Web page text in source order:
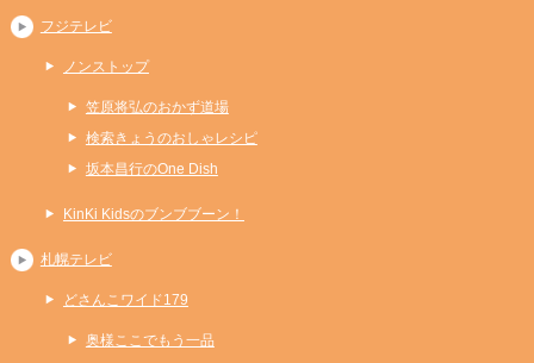
フジテレビ
ノンストップ
笠原将弘のおかず道場
検索きょうのおしゃレシピ
坂本昌行のOne Dish
KinKi Kidsのブンブブーン！
札幌テレビ
どさんこワイド179
奥様ここでもう一品